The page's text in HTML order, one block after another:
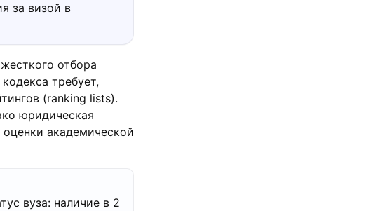
за визой в
отбора
требует,
(ranking lists).
юридическая
академической
вуза: наличие в 2